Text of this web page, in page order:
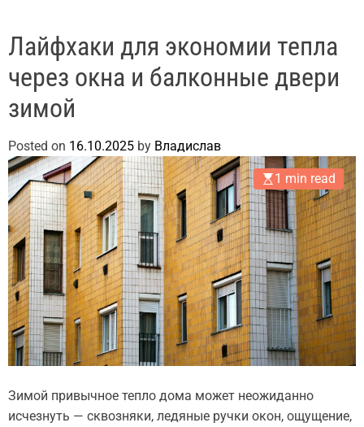
Лайфхаки для экономии тепла
через окна и балконные двери
зимой
Posted on 16.10.2025 by Владислав
1 min read
Зимой привычное тепло дома может неожиданно
исчезнуть — сквозняки, ледяные ручки окон, ощущение,